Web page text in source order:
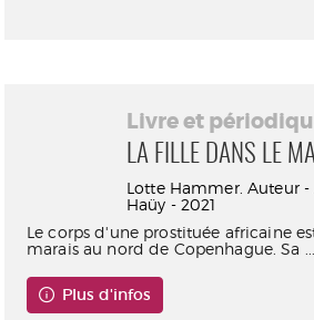
Livre et
LA FILLE DANS LE
Lotte Hammer. Auteur
Haüy - 2021
Le corps d'une prostituée africaine
marais au nord de Copenhague. Sa ...
Plus d'infos